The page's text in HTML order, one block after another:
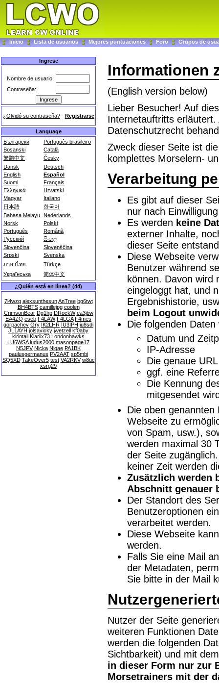
Inicio Lista de usuarios Mejores puntuaciones Foro Grupos de
Ingrese
Nombre de usuario:
Contraseña:
¿Olvidó su contraseña?- Registrarse
Language
Български
Português brasileiro
Bosanski
Català
繁體中文
Česky
Dansk
Deutsch
English
Español
Suomi
Français
Ελληνικά
Hrvatski
Magyar
Italiano
日本語
한국어
Bahasa Melayu Nederlands
Norsk
Polski
Português
Română
Русский
සිංහල
Slovenčina
Slovenščina
Srpski
Svenska
ภาษาไทย
Türkçe
Українська
简体中文
¿Quién está en línea? (44)
7l4wzq alexsunthesun AnTree bg6twt
BH4BTS camillejpg coolen
CrimsonBear Dg1hp DRockW ea3jbw
EA4ZQ eseb F4LAW F4LGA F4mes
gorpachev Gry IK2LHR IU3IPH iu8sdi
JL1AYH jolsavicky jwetzell kf0aby
kirintail Klariix73 Londonhawks
LU6WSA ludus2000 masonpage17
N5JPV Nicka Niqae PA1BK
paulusgermanus PV2AAT sp5mbi
SQ5XD TakeOver5 test VA2RKV w8uc
xsrg29
Informationen
(English version below)
Lieber Besucher! Auf
Internetauftritts
Datenschutzrecht
Zweck dieser Seite ist
komplettes Morselern-
Verarbeitung
Es gibt auf dieser
nur nach
Es werden keine
externer Inhalte,
dieser Seite
Diese Webseite
Benutzer während
können. Davon wird
eingeloggt hat, und
Ergebnishistorie,
beim Logout
Die folgenden
Datum und
IP-Adresse
Die genaue
ggf. eine
Die Kennung
mitgesendet
Die oben
Webseite zu
von Spam, usw.),
werden maximal 30
der Seite
keiner Zeit werden
Zusätzlich werden
Abschnitt genauer
Der Standort des
Benutzeroptionen
verarbeitet werden.
Diese Webseite
werden.
Falls Sie eine Mail
der Metadaten,
Sie bitte in der Mail
Nutzer der Seite
weiteren Funktionen
werden die folgenden
Sichtbarkeit) und mit
in dieser Form nur zur
Morsetrainers mit der